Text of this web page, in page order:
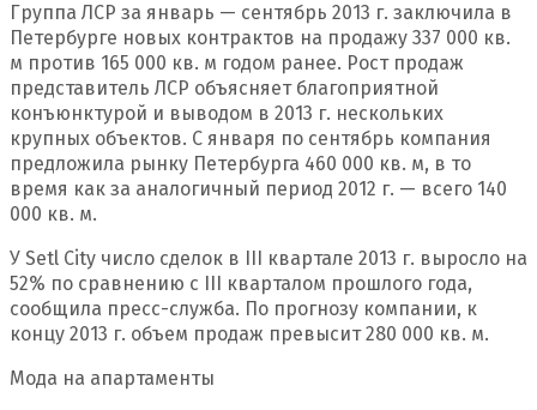
Группа ЛСР за январь — сентябрь 2013 г. заключила в
Петербурге новых контрактов на продажу 337 000 кв.
м против 165 000 кв. м годом ранее. Рост продаж
представитель ЛСР объясняет благоприятной
конъюнктурой и выводом в 2013 г. нескольких
крупных объектов. С января по сентябрь компания
предложила рынку Петербурга 460 000 кв. м, в то
время как за аналогичный период 2012 г. — всего 140
000 кв. м.
У Setl City число сделок в III квартале 2013 г. выросло на
52% по сравнению с III кварталом прошлого года,
сообщила пресс-служба. По прогнозу компании, к
концу 2013 г. объем продаж превысит 280 000 кв. м.
Мода на апартаменты